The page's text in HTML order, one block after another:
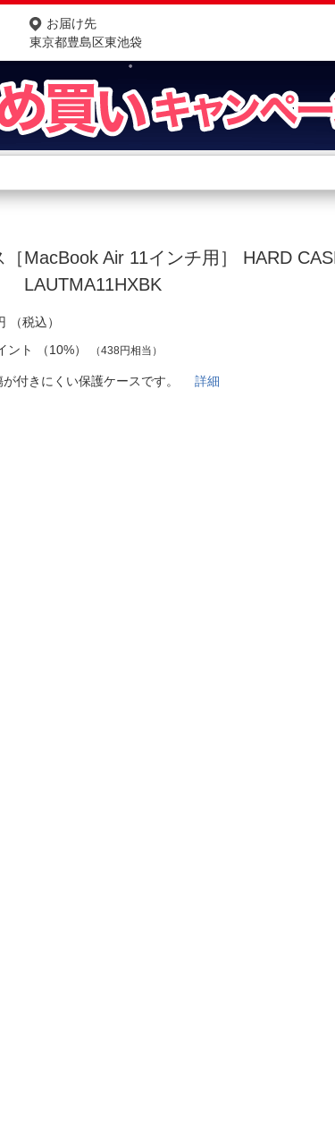
お届け先
東京都豊島区東池袋
商品をさがす
ランキングからさがす
お客様サポート
ご利用ガイド
MacBook Air 11インチ用］ HARD
LAUTMA11HXBK
（税込）
ント （10%） （438円相当）
が付きにくい保護ケースです。詳細